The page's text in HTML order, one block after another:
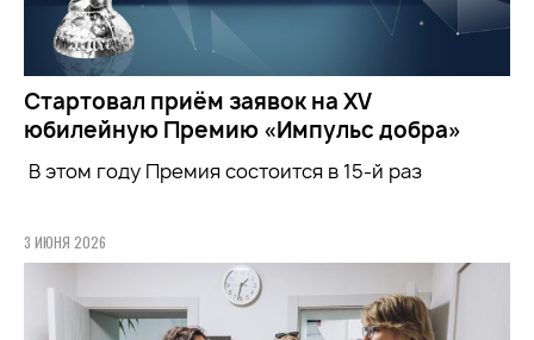
Стартовал приём заявок на XV
юбилейную Премию «Импульс добра»
В этом году Премия состоится в 15-й раз
3 ИЮНЯ 2026